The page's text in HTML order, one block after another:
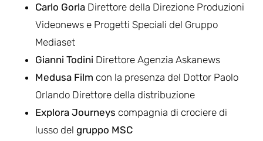
Carlo Gorla Direttore della Direzione Produzioni
Videonews e Progetti Speciali del Gruppo
Mediaset
Gianni Todini Direttore Agenzia Askanews
Medusa Film con la presenza del Dottor Paolo
Orlando Direttore della distribuzione
Explora Journeys compagnia di crociere di
lusso del gruppo MSC